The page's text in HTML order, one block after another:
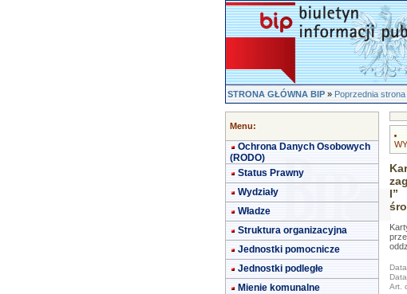
STRONA GŁÓWNA BIP»Poprzednia strona
Menu:
Ochrona Danych Osobowych
(RODO)
Status Prawny
Wydziały
Władze
Struktura organizacyjna
Jednostki pomocnicze
Jednostki podległe
Mienie komunalne
I”
Art.